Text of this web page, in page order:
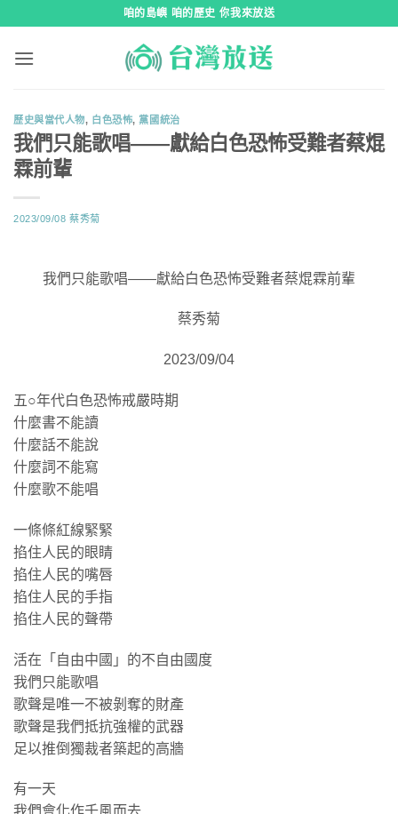
咱的島嶼 咱的歷史 你我來放送
歷史與當代人物, 白色恐怖,黨國統治
我們只能歌唱——獻給白色恐怖受難者蔡焜
霖前輩
2023/09/08 蔡秀菊
我們只能歌唱——獻給白色恐怖受難者蔡焜霖前輩
蔡秀菊
2023/09/04
五○年代白色恐怖戒嚴時期
什麼書不能讀
什麼話不能說
什麼詞不能寫
什麼歌不能唱
一條條紅線緊緊
掐住人民的眼睛
掐住人民的嘴唇
掐住人民的手指
掐住人民的聲帶
活在「自由中國」的不自由國度
我們只能歌唱
歌聲是唯一不被剝奪的財產
歌聲是我們抵抗強權的武器
足以推倒獨裁者築起的高牆
有一天